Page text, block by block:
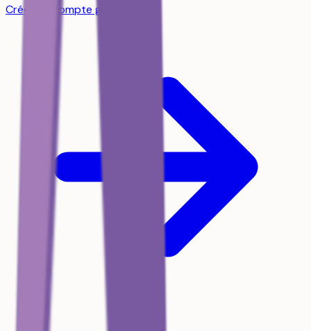
Créer un compte gratuit